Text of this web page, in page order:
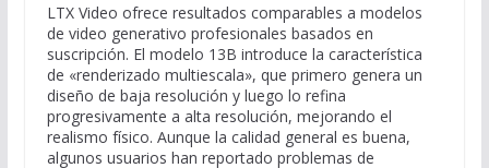
LTX Video ofrece resultados comparables a modelos
de video generativo profesionales basados en
suscripción. El modelo 13B introduce la característica
de «renderizado multiescala», que primero genera un
diseño de baja resolución y luego lo refina
progresivamente a alta resolución, mejorando el
realismo físico. Aunque la calidad general es buena,
algunos usuarios han reportado problemas de